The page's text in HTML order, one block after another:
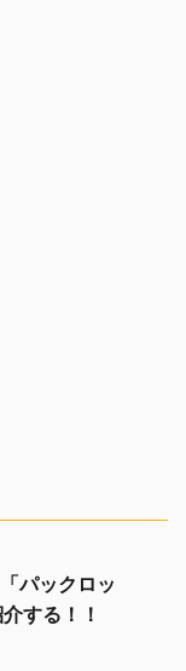
パックロッ
する！！